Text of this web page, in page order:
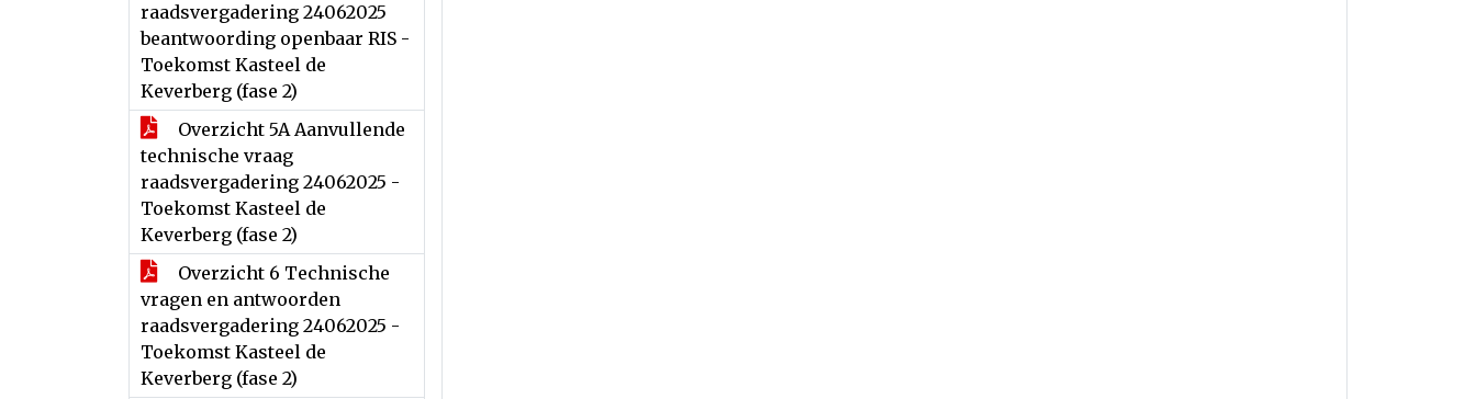
raadsvergadering 24062025
beantwoording openbaar RIS -
Toekomst Kasteel de
Keverberg (fase 2)
Overzicht 5A Aanvullende
technische vraag
raadsvergadering 24062025 -
Toekomst Kasteel de
Keverberg (fase 2)
Overzicht 6 Technische
vragen en antwoorden
raadsvergadering 24062025 -
Toekomst Kasteel de
Keverberg (fase 2)